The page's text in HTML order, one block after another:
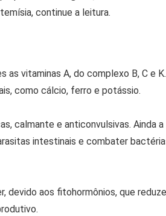
continue a leitura.
vitaminas A, do complexo B, C e K.
como cálcio, ferro e potássio.
calmante e anticonvulsivas. Ainda a
intestinais e combater
devido aos fitohormônios, que